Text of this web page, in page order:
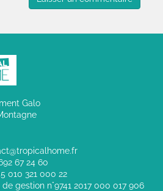
Galo
67 24 60
010 321 000 22
gestion n°9741 2017 000 017 906